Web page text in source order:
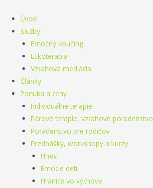
obsah
Úvod
Služby
Emočný koučing
Etikoterapia
Vzťahová mediácia
Články
Ponuka a ceny
Individuálne terapie
Párové terapie, vzťahové poradenstvo
Poradenstvo pre rodičov
Prednášky, workshopy a kurzy
Hnev
Emócie detí
Hranice vo výchove